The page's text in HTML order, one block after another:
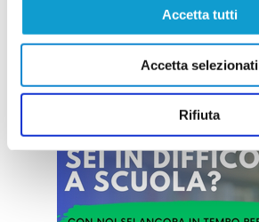
Accetta tutti
Accetta selezionati
Rifiuta
Vai all'edizione provinciale